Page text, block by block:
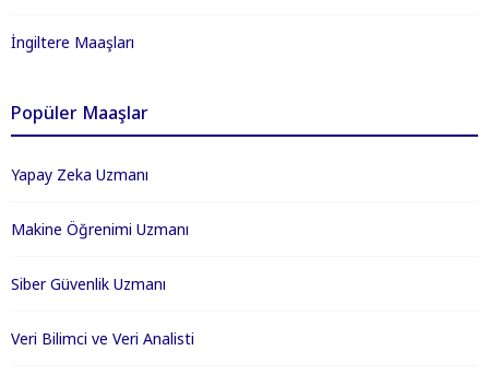
İngiltere Maaşları
Popüler Maaşlar
Yapay Zeka Uzmanı
Makine Öğrenimi Uzmanı
Siber Güvenlik Uzmanı
Veri Bilimci ve Veri Analisti